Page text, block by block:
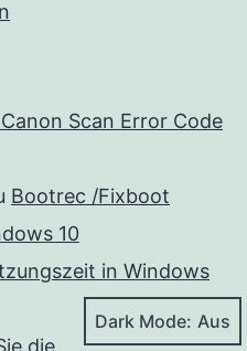
Scan Error Code
Bootrec /Fixboot
10
in Windows
die
Dark Mode: